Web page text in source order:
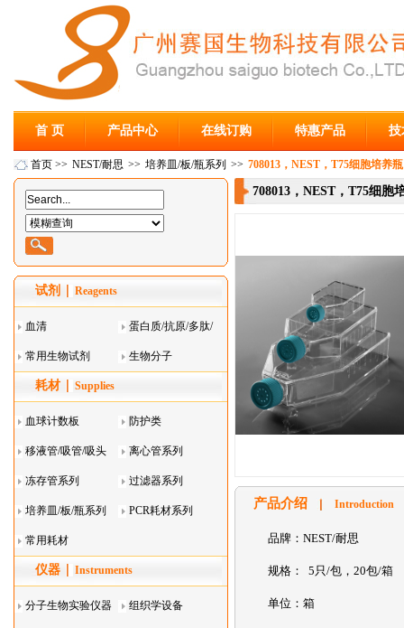
首 页 产品中心 在线订购 特惠产品 技
首页 >> NEST/耐思 >> 培养皿/板/瓶系列 >> 708013，NEST，T75细胞培养
试剂 Reagents
血清 蛋白质/抗原/多肽/
酶
常用生物试剂 生物分子
耗材 Supplies
血球计数板 防护类
移液管/吸管/吸头
系列
离心管系列
冻存管系列 过滤器系列
培养皿/板/瓶系列 PCR耗材系列
常用耗材
仪器 Instruments
分子生物实验仪器 组织学设备
708013，NEST，T75细胞
产品介绍 Introduction
品牌：NEST/耐思
规格： 5只/包，20包/箱
单位：箱